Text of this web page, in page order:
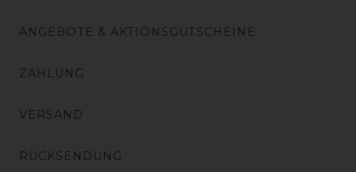
ANGEBOTE & AKTIONSGUTSCHEINE
ZAHLUNG
VERSAND
RÜCKSENDUNG